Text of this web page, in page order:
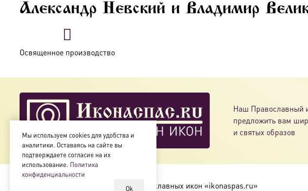
Александр Невский и Владимир
Освященное производство
Наш Православный
предложить вам
и святых образов
Магазин православных икон «ikonaspas.ru»
Мы используем cookies для удобства и
аналитики. Оставаясь на сайте вы
подтверждаете согласие на их
использование. Политика
конфиденциальности
Ok